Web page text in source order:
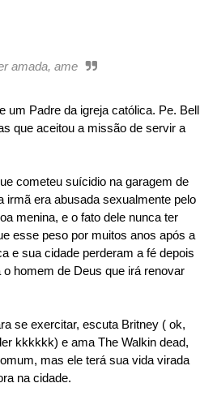
amada, ame
um Padre da igreja católica. Pe. Bell
que aceitou a missão de servir a
cometeu suícidio na garagem de
irmã era abusada sexualmente pelo
menina, e o fato dele nunca ter
esse peso por muitos anos após a
e sua cidade perderam a fé depois
homem de Deus que irá renovar
se exercitar, escuta Britney ( ok,
kkkkkk) e ama The Walkin dead,
mas ele terá sua vida virada
na cidade.